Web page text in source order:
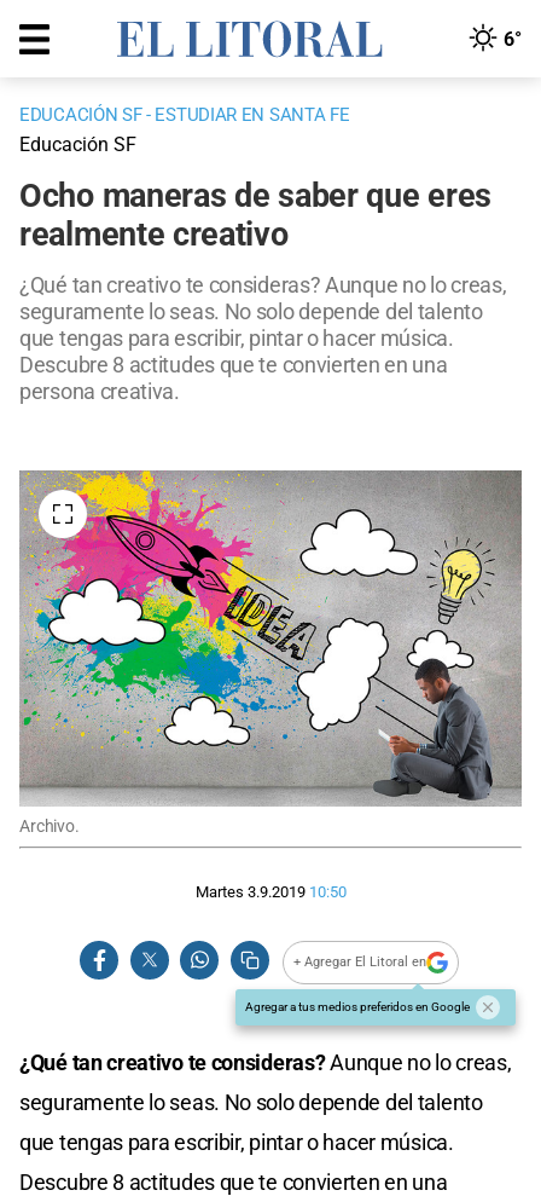
6°
EDUCACIÓN SF - ESTUDIAR EN SANTA FE
Educación SF
Ocho maneras de saber que eres
realmente creativo
¿Qué tan creativo te consideras? Aunque no lo creas,
seguramente lo seas. No solo depende del talento
que tengas para escribir, pintar o hacer música.
Descubre 8 actitudes que te convierten en una
persona creativa.
Archivo.
Martes 3.9.2019 10:50
+ Agregar El Litoral en
Agregar a tus medios preferidos en Google
¿Qué tan creativo te consideras?Aunque no lo creas,
seguramente lo seas. No solo depende del talento
que tengas para escribir, pintar o hacer música.
Descubre 8 actitudes que te convierten en una